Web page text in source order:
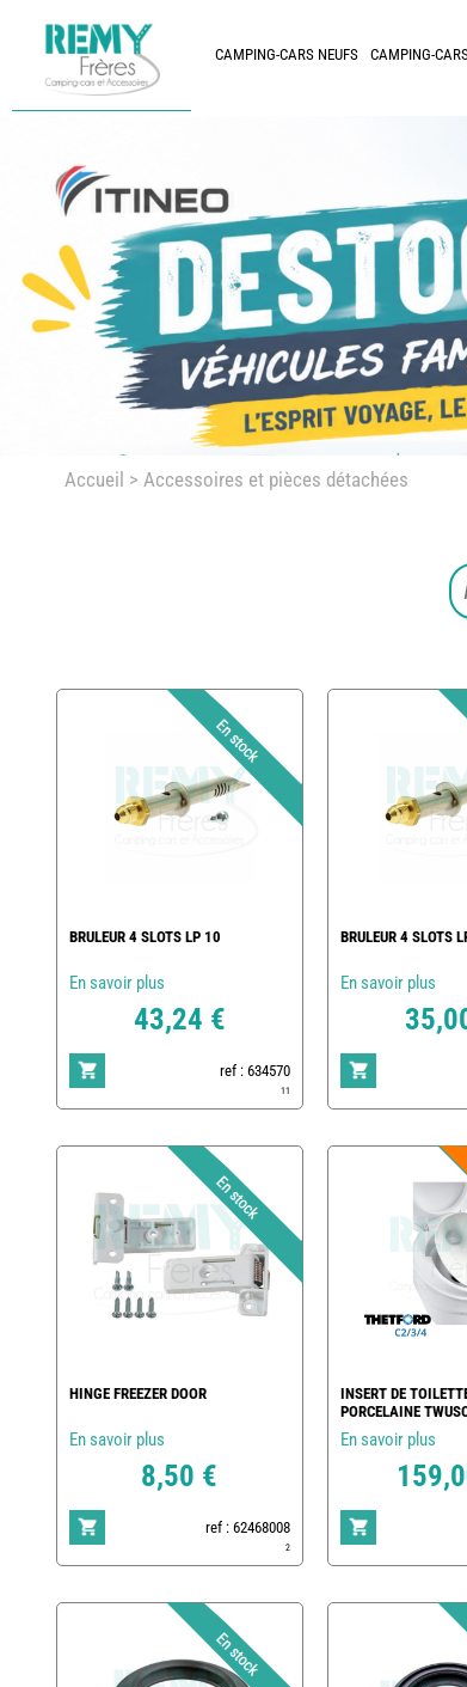
CAMPING-CARS NEUFS CAMPING-
Accueil > Accessoires et pièces détachées
BRULEUR 4 SLOTS LP 10
En savoir plus
43,24 €
ref : 634570
11
BRULEUR 4 SLOTS
En savoir plus
HINGE FREEZER DOOR
En savoir plus
8,50 €
ref : 62468008
2
INSERT DE
PORCELAINE
En savoir plus